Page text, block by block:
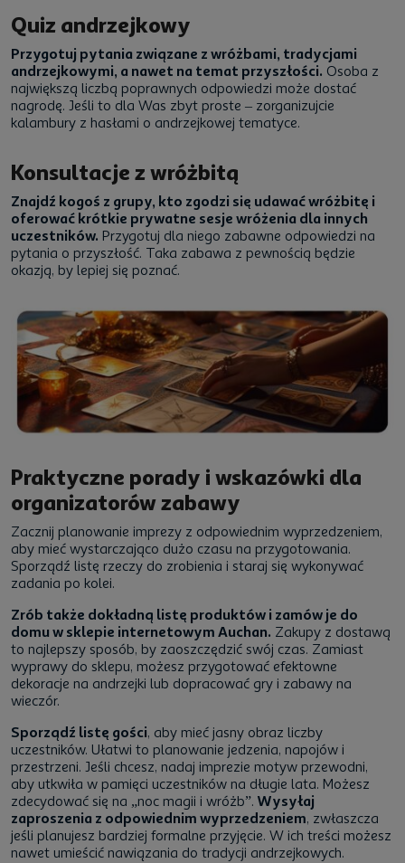
Quiz andrzejkowy
Przygotuj pytania związane z wróżbami, tradycjami
andrzejkowymi, a nawet na temat przyszłości. Osoba z
największą liczbą poprawnych odpowiedzi może dostać
nagrodę. Jeśli to dla Was zbyt proste – zorganizujcie
kalambury z hasłami o andrzejkowej tematyce.
Konsultacje z wróżbitą
Znajdź kogoś z grupy, kto zgodzi się udawać wróżbitę i
oferować krótkie prywatne sesje wróżenia dla innych
uczestników. Przygotuj dla niego zabawne odpowiedzi na
pytania o przyszłość. Taka zabawa z pewnością będzie
okazją, by lepiej się poznać.
Praktyczne porady i wskazówki dla
organizatorów zabawy
Zacznij planowanie imprezy z odpowiednim wyprzedzeniem,
aby mieć wystarczająco dużo czasu na przygotowania.
Sporządź listę rzeczy do zrobienia i staraj się wykonywać
zadania po kolei.
Zrób także dokładną listę produktów i zamów je do
domu w sklepie internetowym Auchan. Zakupy z dostawą
to najlepszy sposób, by zaoszczędzić swój czas. Zamiast
wyprawy do sklepu, możesz przygotować efektowne
dekoracje na andrzejki lub dopracować gry i zabawy na
wieczór.
Sporządź listę gości, aby mieć jasny obraz liczby
uczestników. Ułatwi to planowanie jedzenia, napojów i
przestrzeni. Jeśli chcesz, nadaj imprezie motyw przewodni,
aby utkwiła w pamięci uczestników na długie lata. Możesz
zdecydować się na „noc magii i wróżb”. Wysyłaj
zaproszenia z odpowiednim wyprzedzeniem, zwłaszcza
jeśli planujesz bardziej formalne przyjęcie. W ich treści możesz
nawet umieścić nawiązania do tradycji andrzejkowych.